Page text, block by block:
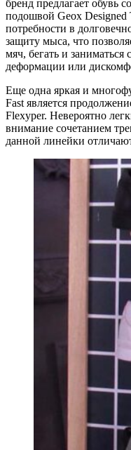
бренд предлагает обувь
подошвой Geox Designed
потребности в
защиту мыса, что
мяч, бегать и заниматься
деформации или
Еще одна яркая и
Fast является
Flexyper. Невероятно
внимание сочетанием
данной линейки